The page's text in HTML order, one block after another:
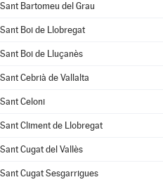
Sant Bartomeu del Grau
Sant Boi de Llobregat
Sant Boi de Lluçanès
Sant Cebrià de Vallalta
Sant Celoni
Sant Climent de Llobregat
Sant Cugat del Vallès
Sant Cugat Sesgarrigues